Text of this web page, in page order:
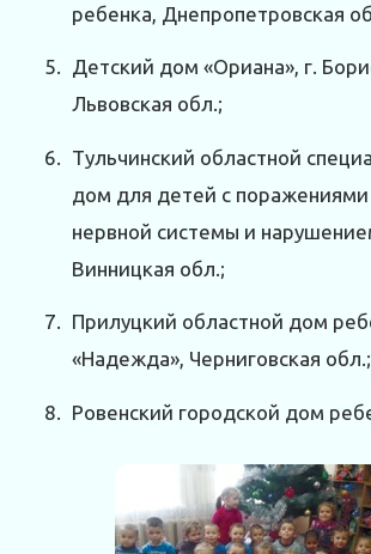
ребенка, Днепропетровская
Детский дом «Ориана», г.
Львовская обл.;
Тульчинский областной
дом для детей с
нервной системы и
Винницкая обл.;
Прилуцкий областной дом
«Надежда», Черниговская обл.;
Ровенский городской дом